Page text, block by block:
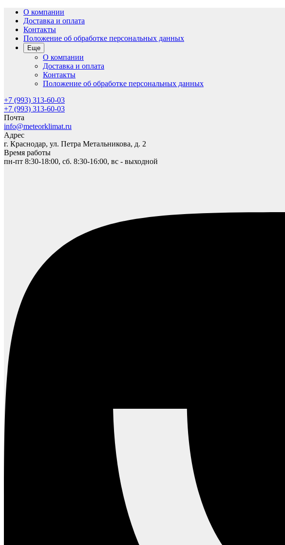
О компании
Доставка и оплата
Контакты
Положение об обработке персональных данных
Еще
О компании
Доставка и оплата
Контакты
Положение об обработке персональных данных
+7 (993) 313-60-03
+7 (993) 313-60-03
Почта
info@meteorklimat.ru
Адрес
г. Краснодар, ул. Петра Метальникова, д. 2
Время работы
пн-пт 8:30-18:00, сб. 8:30-16:00, вс - выходной